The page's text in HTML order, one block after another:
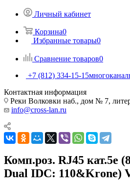
Личный кабинет
Корзина0
Избранные товары0
Сравнение товаров0
+7 (812) 334-15-15
Контактная информация
Реки Волковки наб., дом № 7,
info@cross-lan.ru
Комп.роз. RJ45 кат.5e
Dual IDC: 110&Krone)